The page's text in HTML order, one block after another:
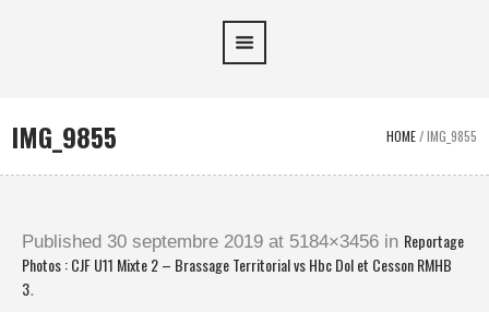
IMG_9855 HOME/IMG_9855
Published 30 septembre 2019 at 5184×3456 in Reportage
Photos : CJF U11 Mixte 2 – Brassage Territorial vs Hbc Dol et Cesson RMHB
3.